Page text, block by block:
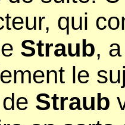
qui
Straub,
le
Straub